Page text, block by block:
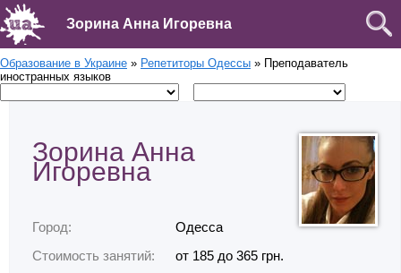
Зорина Анна Игоревна
Образование в Украине » Репетиторы Одессы » Преподаватель
иностранных языков
Зорина Анна
Игоревна
Город:
Одесса
Стоимость занятий:
от 185 до 365 грн.